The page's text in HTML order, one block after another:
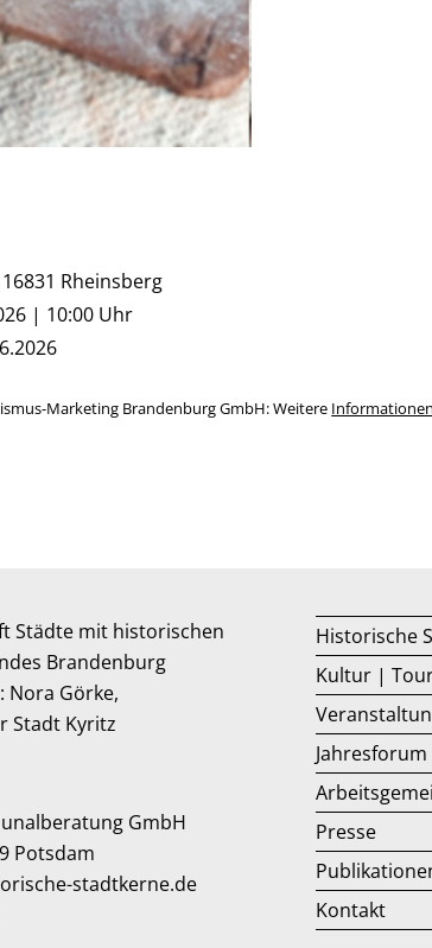
Rheinsberg
| 10:00 Uhr
Marketing Brandenburg GmbH: Weitere
Städte mit historischen
Brandenburg
Nora Görke,
Stadt Kyritz
GmbH
Potsdam
stadtkerne.de
Historische
Kultur |
Jahresforum
Presse
Kontakt